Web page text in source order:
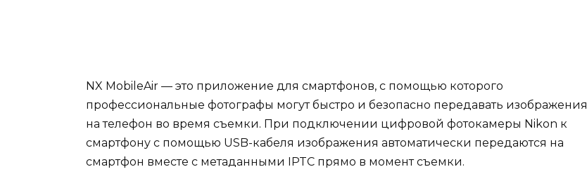
NX MobileAir — это приложение для смартфонов, с помощью которого
профессиональные фотографы могут быстро и безопасно передавать изображения
на телефон во время съемки. При подключении цифровой фотокамеры Nikon к
смартфону с помощью USB-кабеля изображения автоматически передаются на
смартфон вместе с метаданными IPTC прямо в момент съемки.